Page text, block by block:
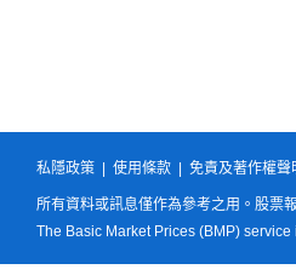
私隱政策 使用條款 免責及著作權聲
所有資料或訊息僅作為參考之用。股票
The Basic Market Prices (BMP)